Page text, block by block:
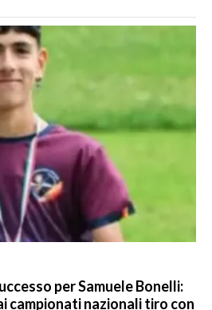
per Samuele Bonelli:
campionati nazionali tiro con